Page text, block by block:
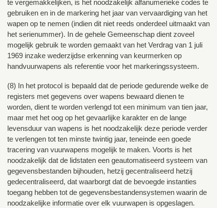
te vergemakkelijken, is het noodzakelijk alfanumerieke codes te
gebruiken en in de markering het jaar van vervaardiging van het
wapen op te nemen (indien dit niet reeds onderdeel uitmaakt van
het serienummer). In de gehele Gemeenschap dient zoveel
mogelijk gebruik te worden gemaakt van het Verdrag van 1 juli
1969 inzake wederzijdse erkenning van keurmerken op
handvuurwapens als referentie voor het markeringssysteem.
(8) In het protocol is bepaald dat de periode gedurende welke de
registers met gegevens over wapens bewaard dienen te
worden, dient te worden verlengd tot een minimum van tien jaar,
maar met het oog op het gevaarlijke karakter en de lange
levensduur van wapens is het noodzakelijk deze periode verder
te verlengen tot ten minste twintig jaar, teneinde een goede
tracering van vuurwapens mogelijk te maken. Voorts is het
noodzakelijk dat de lidstaten een geautomatiseerd systeem van
gegevensbestanden bijhouden, hetzij gecentraliseerd hetzij
gedecentraliseerd, dat waarborgt dat de bevoegde instanties
toegang hebben tot de gegevensbestandensystemen waarin de
noodzakelijke informatie over elk vuurwapen is opgeslagen.